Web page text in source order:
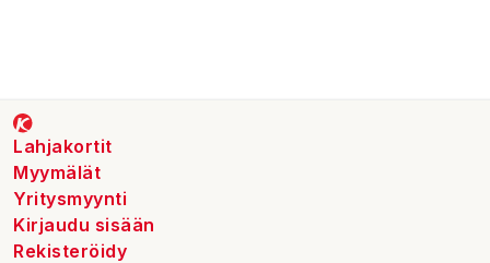
Lahjakortit
Myymälät
Yritysmyynti
Kirjaudu sisään
Rekisteröidy